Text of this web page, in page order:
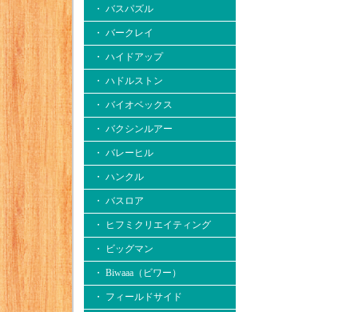
・ バスパズル
・ バークレイ
・ ハイドアップ
・ ハドルストン
・ バイオベックス
・ バクシンルアー
・ バレーヒル
・ ハンクル
・ バスロア
・ ヒフミクリエイティング
・ ビッグマン
・ Biwaaa（ビワー）
・ フィールドサイド